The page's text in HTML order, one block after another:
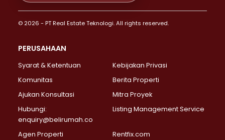
Properti Dijual di Bendungan Hilir >
Properti Dijual di Jakarta Selatan >
Properti Dijual di Lebak Bulus >
Properti Dijual di Gandaria Selatan >
Properti Dijual di Pondok Labu >
Properti Dijual di Lenteng Agung >
Properti Dijual di Senayan >
Properti Dijual di Pondok Pinang >
© 2026 - PT Real Estate Teknologi. All rights reserved.
PERUSAHAAN
Syarat & Ketentuan
Kebijakan Privasi
Komunitas
Berita Properti
Ajukan Konsultasi
Mitra Proyek
Hubungi:
enquiry@belirumah.co
Listing Management Service
Agen Properti Rentfix.com